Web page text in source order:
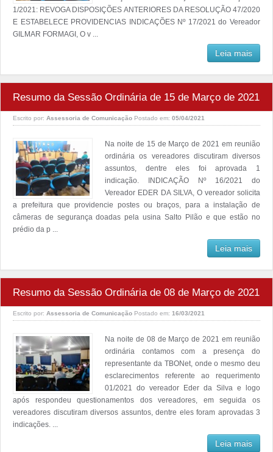
1/2021: REVOGA DISPOSIÇÕES ANTERIORES DA RESOLUÇÃO 47/2020
E ESTABELECE PROVIDENCIAS INDICAÇÕES Nº 17/2021 do Vereador
GILMAR FORMAGI, O v ...
Leia mais
Resumo da Sessão Ordinária de 15 de Março de 2021
Escrito por: Assessoria de Comunicação Postado em: 05/04/2021
Na noite de 15 de Março de 2021 em reunião
ordinária os vereadores discutiram diversos
assuntos, dentre eles foi aprovada 1
indicação. INDICAÇÃO Nº 16/2021 do
Vereador EDER DA SILVA, O vereador solicita
a prefeitura que providencie postes ou braços, para a instalação de
câmeras de segurança doadas pela usina Salto Pilão e que estão no
prédio da p ...
Leia mais
Resumo da Sessão Ordinária de 08 de Março de 2021
Escrito por: Assessoria de Comunicação Postado em: 16/03/2021
Na noite de 08 de Março de 2021 em reunião
ordinária contamos com a presença do
representante da TBONet, onde o mesmo deu
esclarecimentos referente ao requerimento
01/2021 do vereador Eder da Silva e logo
após respondeu questionamentos dos vereadores, em seguida os
vereadores discutiram diversos assuntos, dentre eles foram aprovadas 3
indicações. ...
Leia mais